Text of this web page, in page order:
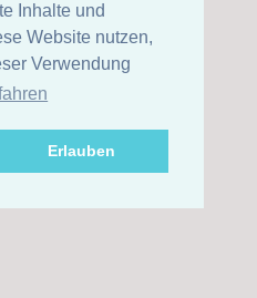
Inhalte und
Website nutzen,
Verwendung
Erlauben